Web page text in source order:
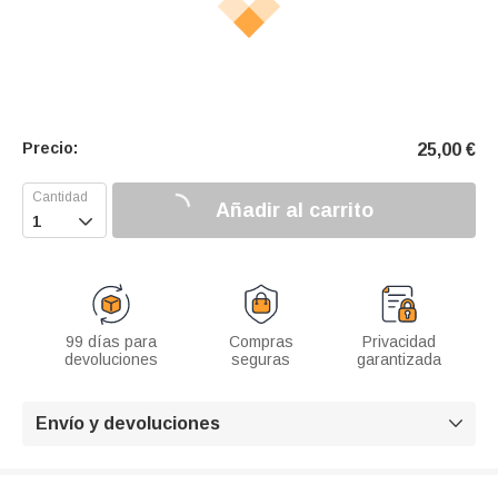
Precio: 25,00 €
 Añadir al carrito
99 días para
devoluciones
Compras
seguras
Privacidad
garantizada
Envío y devoluciones 